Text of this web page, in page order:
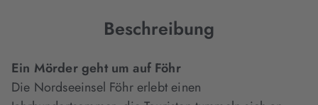
Beschreibung
Ein Mörder geht um auf Föhr
Die Nordseeinsel Föhr erlebt einen